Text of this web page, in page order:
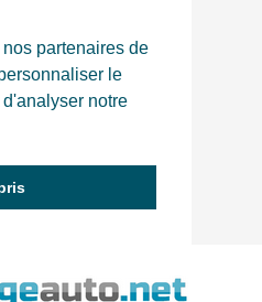
partenaires de
le
notre